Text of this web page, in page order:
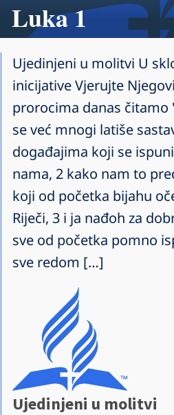
Luka 1
Ujedinjeni u molitvi U
inicijative Vjerujte
prorocima danas čitamo
se već mnogi latiše
događajima koji se
nama, 2 kako nam to
koji od početka bijahu
Riječi, 3 i ja nađoh za
sve od početka pomno
sve redom […]
Ujedinjeni u molitvi